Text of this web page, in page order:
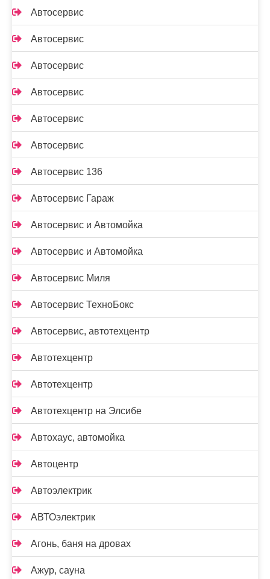
Автосервис
Автосервис
Автосервис
Автосервис
Автосервис
Автосервис
Автосервис 136
Автосервис Гараж
Автосервис и Автомойка
Автосервис и Автомойка
Автосервис Миля
Автосервис ТехноБокс
Автосервис, автотехцентр
Автотехцентр
Автотехцентр
Автотехцентр на Элсибе
Автохаус, автомойка
Автоцентр
Автоэлектрик
АВТОэлектрик
Агонь, баня на дровах
Ажур, сауна